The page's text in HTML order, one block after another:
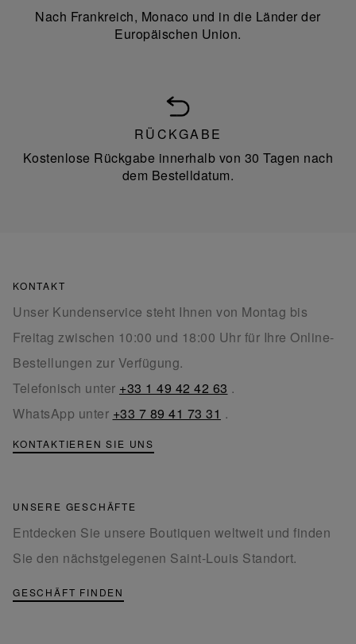
Nach Frankreich, Monaco und in die Länder der
Europäischen Union.
RÜCKGABE
Kostenlose Rückgabe innerhalb von 30 Tagen nach
dem Bestelldatum.
KONTAKT
Unser Kundenservice steht Ihnen von Montag bis
Freitag zwischen 10:00 und 18:00 Uhr für Ihre Online-
Bestellungen zur Verfügung.
Telefonisch unter +33 1 49 42 42 63 .
WhatsApp unter +33 7 89 41 73 31 .
KONTAKTIEREN SIE UNS
UNSERE GESCHÄFTE
Entdecken Sie unsere Boutiquen weltweit und finden
Sie den nächstgelegenen Saint-Louis Standort.
GESCHÄFT FINDEN